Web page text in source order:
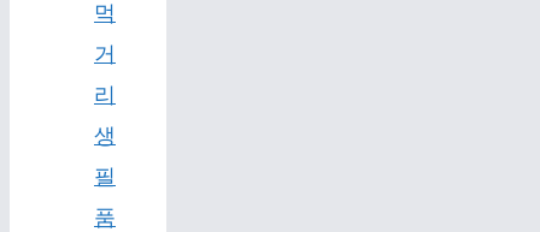
먹
거
리
생
필
품